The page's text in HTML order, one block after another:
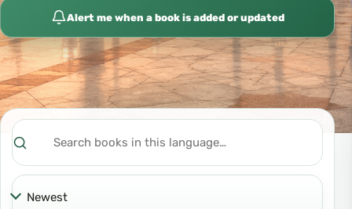
Alert me when a book is added or updated
Search